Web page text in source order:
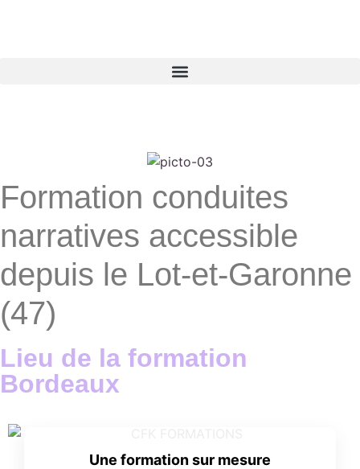
Formation conduites
narratives accessible
depuis le Lot-et-Garonne
(47)
Lieu de la formation
Bordeaux
Une formation sur mesure